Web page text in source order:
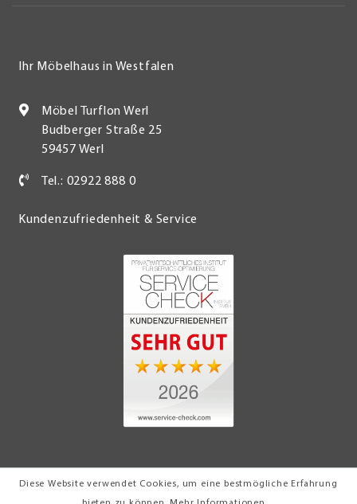
Diese Website verwendet Cookies, um eine bestmögliche Erfahrung
Ihr Möbelhaus in Westfalen
Möbel Turflon Werl
Budberger Straße 25
59457 Werl
Tel.: 02922 888 0
Kundenzufriedenheit & Service